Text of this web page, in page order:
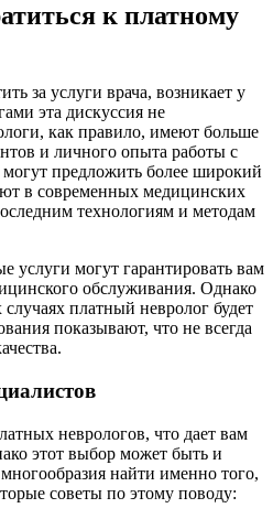
к платному
за услуги врача, возникает у
эта дискуссия не
как правило, имеют больше
и личного опыта работы с
предложить более широкий
в современных медицинских
технологиям и методам
услуги могут гарантировать вам
обслуживания. Однако
платный невролог будет
показывают, что не всегда
неврологов, что дает вам
этот выбор может быть и
найти именно того,
советы по этому поводу: